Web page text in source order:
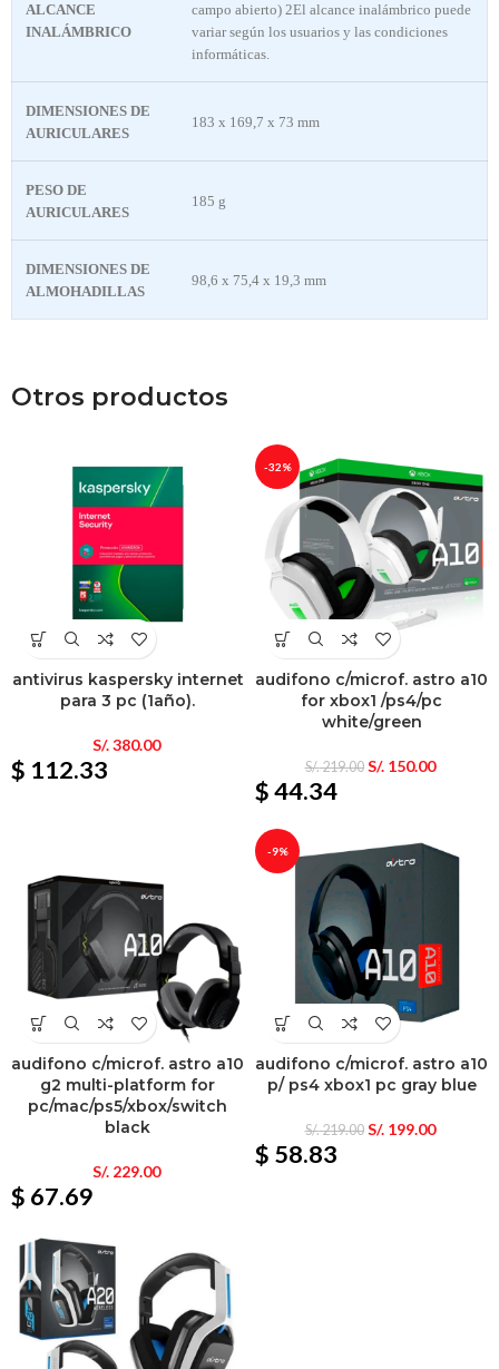
ALCANCE
INALÁMBRICO
campo abierto) 2El alcance inalámbrico puede
variar según los usuarios y las condiciones
informáticas.
DIMENSIONES DE
AURICULARES
183 x 169,7 x 73 mm
PESO DE
AURICULARES
185 g
DIMENSIONES DE
ALMOHADILLAS
98,6 x 75,4 x 19,3 mm
Otros productos
antivirus kaspersky internet
para 3 pc (1año).
S/.380.00
$ 112.33
-32%
audifono c/microf. astro a10
for xbox1 /ps4/pc
white/green
S/.219.00 S/.150.00
$ 44.34
audifono c/microf. astro a10
g2 multi-platform for
pc/mac/ps5/xbox/switch
black
S/.229.00
$ 67.69
-9%
audifono c/microf. astro a10
p/ ps4 xbox1 pc gray blue
S/.219.00 S/.199.00
$ 58.83